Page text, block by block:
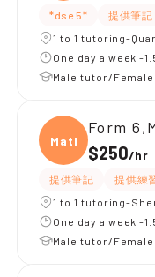
*dse 5* 提供筆記
1 to 1 tutoring-
One day a week -
Male tutor/
Maths
Form
$250/hr
提供筆記 提供練
1 to 1 tutoring-
One day a week -
Male tutor/